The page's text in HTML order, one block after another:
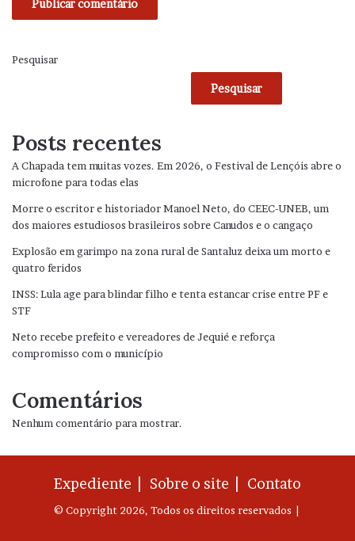
Pesquisar
Pesquisar
Posts recentes
A Chapada tem muitas vozes. Em 2026, o Festival de Lençóis abre o
microfone para todas elas
Morre o escritor e historiador Manoel Neto, do CEEC-UNEB, um
dos maiores estudiosos brasileiros sobre Canudos e o cangaço
Explosão em garimpo na zona rural de Santaluz deixa um morto e
quatro feridos
INSS: Lula age para blindar filho e tenta estancar crise entre PF e
STF
Neto recebe prefeito e vereadores de Jequié e reforça
compromisso com o município
Comentários
Nenhum comentário para mostrar.
Expediente | Sobre o site | Contato
© Copyright 2026, Todos os direitos reservados |